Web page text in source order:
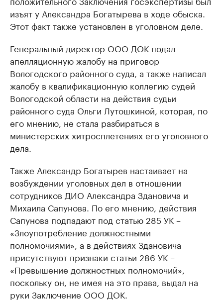
изъят у Александра Богатырева в ходе обыска.
Этот факт также установлен в уголовном деле.
Генеральный директор ООО ДОК подал
апелляционную жалобу на приговор
Вологодского районного суда, а также написал
жалобу в квалификационную коллегию судей
Вологодской области на действия судьи
районного суда Ольги Лутошкиной, которая, по
его мнению, не стала разбираться в
министерских хитросплетениях его уголовного
дела.
Также Александр Богатырев настаивает на
возбуждении уголовных дел в отношении
сотрудников ДИО Александра Здановича и
Михаила Сапунова. По его мнению, действия
Сапунова подпадают под статью 285 УК –
«Злоупотребление должностными
полномочиями», а в действиях Здановича
присутствуют признаки статьи 286 УК –
«Превышение должностных полномочий»,
поскольку он, не имея на это права, выдал на
руки Заключение ООО ДОК.